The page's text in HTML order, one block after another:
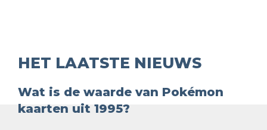
HET LAATSTE NIEUWS
Wat is de waarde van Pokémon
kaarten uit 1995?